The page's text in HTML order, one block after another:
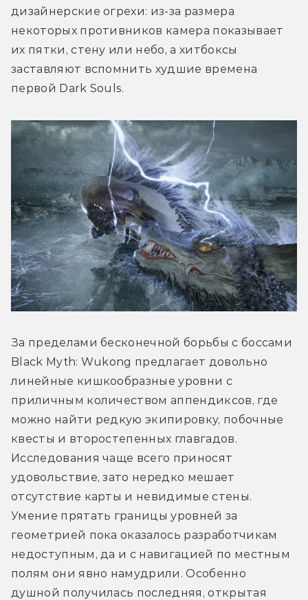
дизайнерские огрехи: из-за размера
некоторых противников камера показывает
их пятки, стену или небо, а хитбоксы
заставляют вспомнить худшие времена
первой Dark Souls.
За пределами бесконечной борьбы с боссами
Black Myth: Wukong предлагает довольно
линейные кишкообразные уровни с
приличным количеством аппендиксов, где
можно найти редкую экипировку, побочные
квесты и второстепенных главгадов.
Исследования чаще всего приносят
удовольствие, зато нередко мешает
отсутствие карты и невидимые стены.
Умение прятать границы уровней за
геометрией пока оказалось разработчикам
недоступным, да и с навигацией по местным
полям они явно намудрили. Особенно
душной получилась последняя, открытая